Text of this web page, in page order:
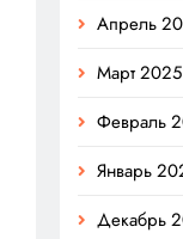
Апрель
Март 2025
Февраль
Январь
Декабрь